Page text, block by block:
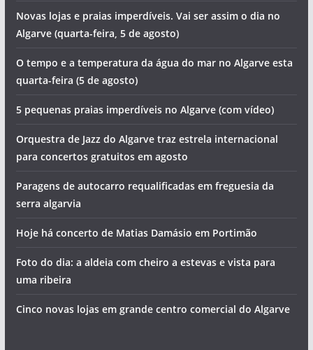
Novas lojas e praias imperdíveis. Vai ser assim o dia no
Algarve (quarta-feira, 5 de agosto)
O tempo e a temperatura da água do mar no Algarve esta
quarta-feira (5 de agosto)
5 pequenas praias imperdíveis no Algarve (com vídeo)
Orquestra de Jazz do Algarve traz estrela internacional
para concertos gratuitos em agosto
Paragens de autocarro requalificadas em freguesia da
serra algarvia
Hoje há concerto de Matias Damásio em Portimão
Foto do dia: a aldeia com cheiro a estevas e vista para
uma ribeira
Cinco novas lojas em grande centro comercial do Algarve